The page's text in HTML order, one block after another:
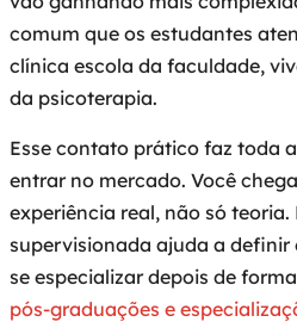
comum que os estudantes
clínica escola da faculdade,
da psicoterapia.
Esse contato prático faz toda
entrar no mercado. Você
experiência real, não só teoria.
supervisionada ajuda a definir
se especializar depois de
pós-graduações e